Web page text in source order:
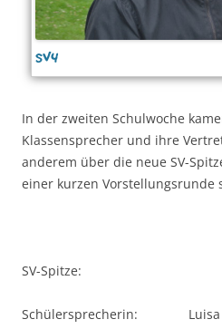
sv4
In der zweiten Schulwoche
Klassensprecher und ihre
anderem über die neue SV-
einer kurzen Vorstellungsrunde
SV-Spitze:
Schülersprecherin: Luisa